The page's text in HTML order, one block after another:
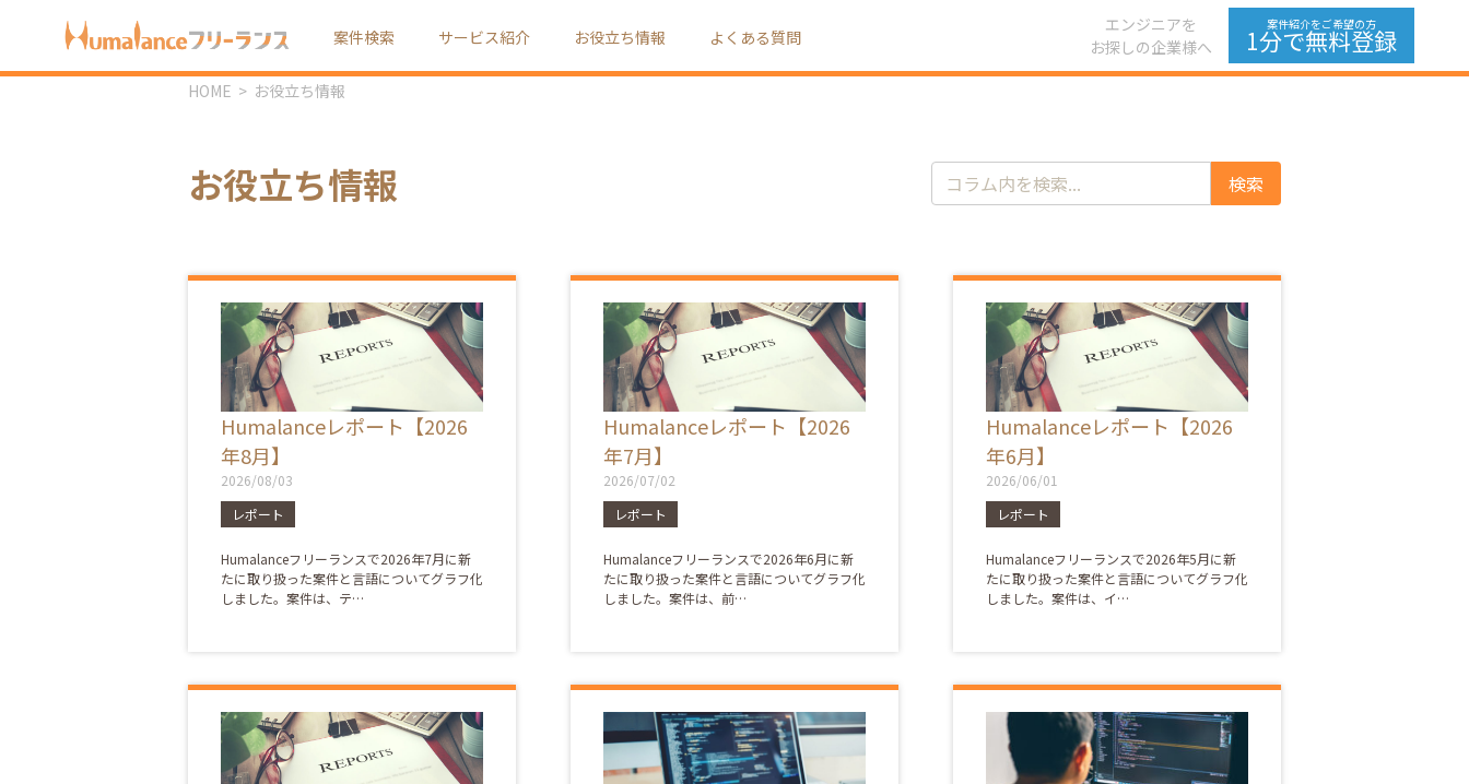
案件検索 サービス紹介 お役立ち情報 よくある質問
エンジニアを
お探しの企業様へ
案件紹介をご希望の方
1分で無料登録
HOME お役立ち情報
お役立ち情報
コ
ラ
Humalanceレポート【2026
年8月】
2026/08/03
レポート
Humalanceフリーランスで2026年7月に新
たに取り扱った案件と言語についてグラフ化
しました。案件は、テ…
Humalanceレポート【2026
年7月】
2026/07/02
レポート
Humalanceフリーランスで2026年6月に新
たに取り扱った案件と言語についてグラフ化
しました。案件は、前…
Humalanceレポート【2026
年6月】
2026/06/01
レポート
Humalanceフリーランスで2026年5月に新
たに取り扱った案件と言語についてグラフ化
しました。案件は、イ…